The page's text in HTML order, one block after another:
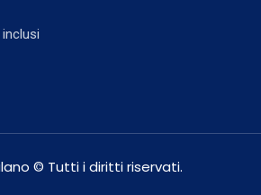
© Tutti i diritti riservati.